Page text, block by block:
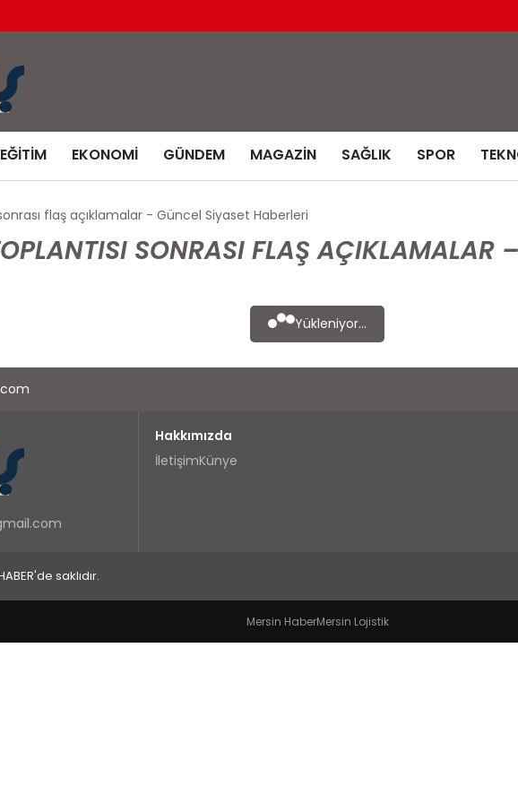
EĞITIM EKONOMI GÜNDEM MAGAZIN SAĞLIK SPOR
flaş açıklamalar - Güncel Siyaset Haberleri
SONRASI FLAŞ AÇIKLAMALAR
Yükleniyor...
Hakkımızda
İletişimKünye
saklıdır.
Mersin HaberMersin Lojistik